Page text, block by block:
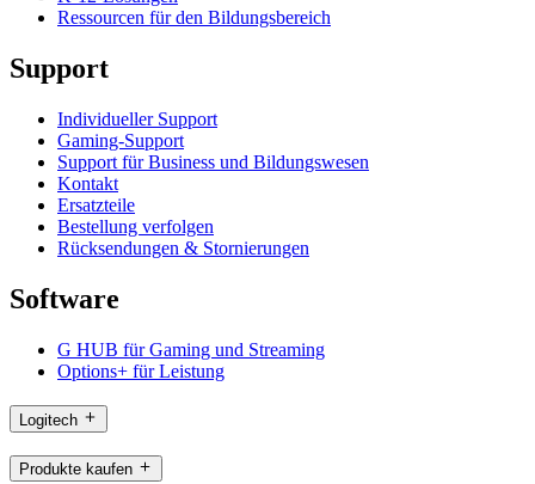
Ressourcen für den Bildungsbereich
Support
Individueller Support
Gaming-Support
Support für Business und Bildungswesen
Kontakt
Ersatzteile
Bestellung verfolgen
Rücksendungen & Stornierungen
Software
G HUB für Gaming und Streaming
Options+ für Leistung
Logitech
Produkte kaufen